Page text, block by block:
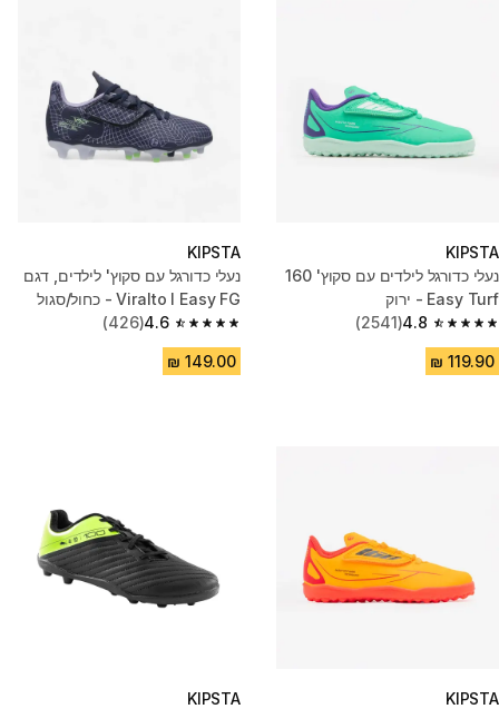
KIPSTA
נעלי כדורגל לילדים עם סקוץ' 160
Easy Turf - ירוק
4.8
4.8 out of 5 stars from 2541 reviews
(2541)
KIPSTA
נעלי כדורגל עם סקוץ' לילדים, דגם
Viralto I Easy FG - כחול/סגול
4.6
4.6 out of 5 stars from 426 reviews
(426)
KIPSTA
KIPSTA